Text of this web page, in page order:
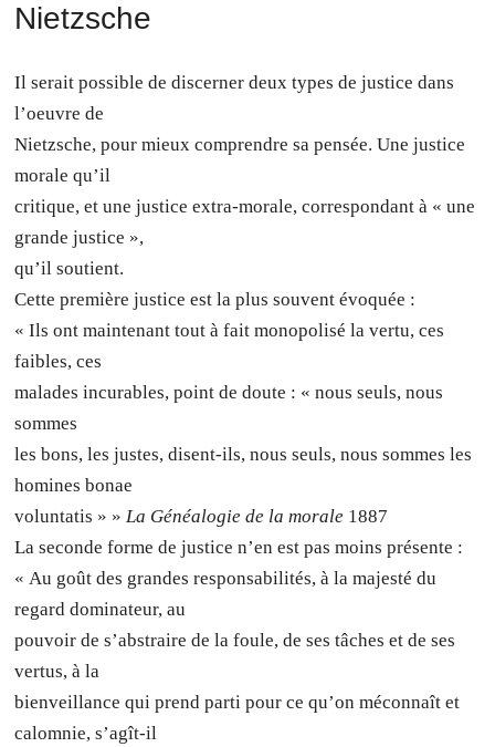
Nietzsche
Il serait possible de discerner deux types de justice dans
l’oeuvre de
Nietzsche, pour mieux comprendre sa pensée. Une justice
morale qu’il
critique, et une justice extra-morale, correspondant à « une
grande justice »,
qu’il soutient.
Cette première justice est la plus souvent évoquée :
« Ils ont maintenant tout à fait monopolisé la vertu, ces
faibles, ces
malades incurables, point de doute : « nous seuls, nous
sommes
les bons, les justes, disent-ils, nous seuls, nous sommes les
homines bonae
voluntatis » »La Généalogie de la morale 1887
La seconde forme de justice n’en est pas moins présente :
« Au goût des grandes responsabilités, à la majesté du
regard dominateur, au
pouvoir de s’abstraire de la foule, de ses tâches et de ses
vertus, à la
bienveillance qui prend parti pour ce qu’on méconnaît et
calomnie, s’agît-il